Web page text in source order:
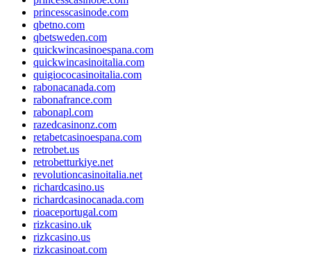
princesscasinode.com
qbetno.com
qbetsweden.com
quickwincasinoespana.com
quickwincasinoitalia.com
quigiococasinoitalia.com
rabonacanada.com
rabonafrance.com
rabonapl.com
razedcasinonz.com
retabetcasinoespana.com
retrobet.us
retrobetturkiye.net
revolutioncasinoitalia.net
richardcasino.us
richardcasinocanada.com
rioaceportugal.com
rizkcasino.uk
rizkcasino.us
rizkcasinoat.com